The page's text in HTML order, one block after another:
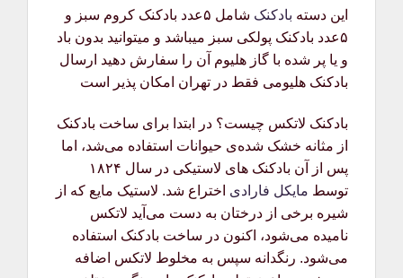
این دسته بادکنک
شامل ۵عدد بادکنک کروم سبز و
۵عدد بادکنک پولکی سبز میباشد و میتوانید بدون باد
و یا پر شده با گاز هلیوم آن را سفارش دهید ارسال
بادکنک هلیومی فقط در تهران امکان پذیر است
بادکنک لاتکس چیست؟ در ابتدا برای ساخت بادکنک
از مثانه خشک شده‌ی حیوانات استفاده می‌شد، اما
پس از آن بادکنک های لاستیکی در سال ۱۸۲۴
توسط مایکل فارادی اختراع شد. لاستیک مایع که از
شیره برخی از درختان به دست می‌آید لاتکس
نامیده می‌شود، اکنون در ساخت بادکنک استفاده
می‌شود. رنگدانه سپس به مخلوط لاتکس اضافه